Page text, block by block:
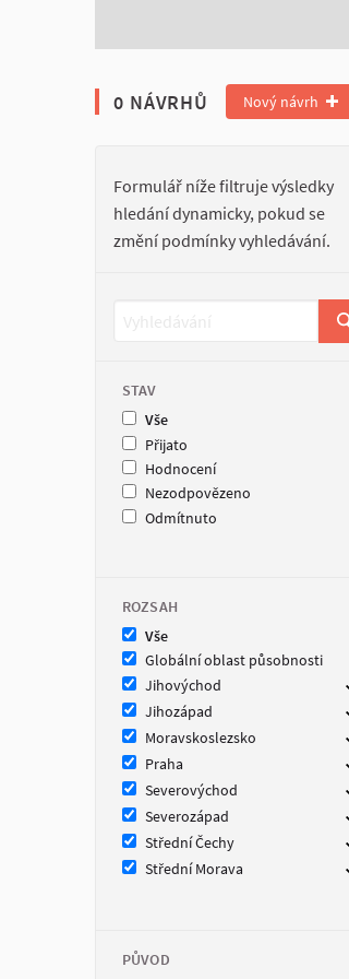
0 NÁVRHŮ Nový návrh
Formulář níže filtruje výsledky
hledání dynamicky, pokud se
změní podmínky vyhledávání.
STAV
Vše
Přijato
Hodnocení
Nezodpovězeno
Odmítnuto
ROZSAH
Vše
Globální oblast působnosti
Jihovýchod
Jihozápad
Moravskoslezsko
Praha
Severovýchod
Severozápad
Střední Čechy
Střední Morava
PŮVOD